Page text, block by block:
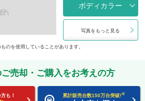
ボディカラー
写真をもっと見る
のを使用していることがあります。
売却・ご購入をお考えの方
も！ 累計販売台数150万台突破!※